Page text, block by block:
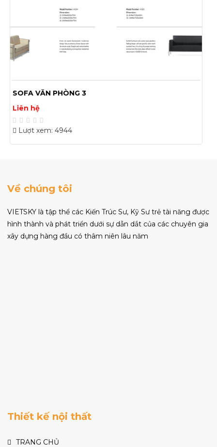
SOFA VĂN PHÒNG 4
Liên hệ
Lượt xem: 4878
Về chúng tôi
VIETSKY là tập thể các Kiến Trúc Sư, Kỹ Sư trẻ tài năng được
hình thành và phát triển dưới sự dẫn dắt của các chuyên gia
xây dựng hàng đầu có thâm niên lâu năm
Thiết kế nội thất
TRANG CHỦ